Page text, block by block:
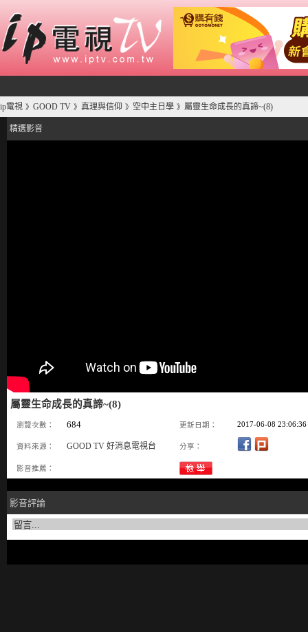
ip電視 》 GOOD TV 》 真理與信仰 》 空中主日學 》 屬靈生命成長的真諦~(8)
精選影音
屬靈生命成長的真諦~(8)
瀏覽次數： 684 更新日期： 2017-06-08 23:06:36
資料來源： GOOD TV 好消息電視台 分享：
影音推薦：
影音評論